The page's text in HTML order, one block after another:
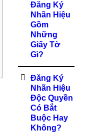
Đăng Ký
Nhãn Hiệu
Gồm
Những
Giấy Tờ
Gì?
Đăng Ký
Nhãn Hiệu
Độc Quyền
Có Bắt
Buộc Hay
Không?